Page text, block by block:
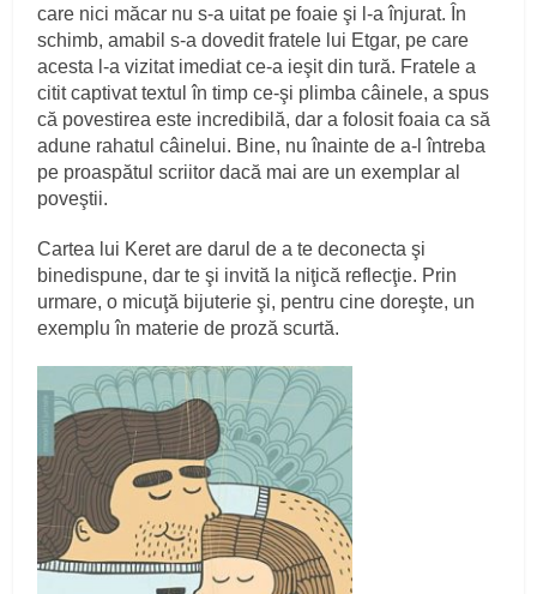
care nici măcar nu s-a uitat pe foaie şi l-a înjurat. În
schimb, amabil s-a dovedit fratele lui Etgar, pe care
acesta l-a vizitat imediat ce-a ieşit din tură. Fratele a
citit captivat textul în timp ce-şi plimba câinele, a spus
că povestirea este incredibilă, dar a folosit foaia ca să
adune rahatul câinelui. Bine, nu înainte de a-l întreba
pe proaspătul scriitor dacă mai are un exemplar al
poveştii.
Cartea lui Keret are darul de a te deconecta şi
binedispune, dar te şi invită la niţică reflecţie. Prin
urmare, o micuţă bijuterie şi, pentru cine doreşte, un
exemplu în materie de proză scurtă.